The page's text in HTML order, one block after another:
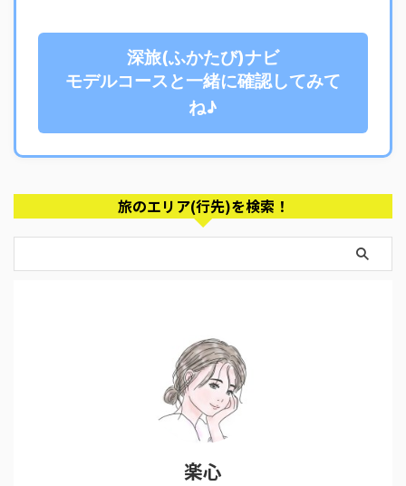
深旅(ふかたび)ナビ
モデルコースと一緒に確認してみて
ね♪
旅のエリア(行先)を検索！
楽心